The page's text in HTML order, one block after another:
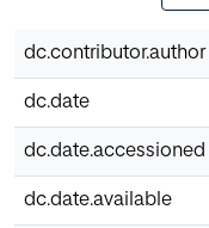
dc.contributor.author
dc.date
dc.date.accessioned
dc.date.available